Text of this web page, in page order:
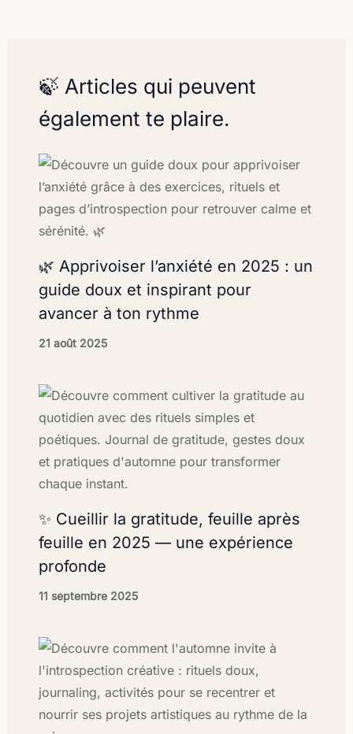
🍃 Articles qui peuvent
également te plaire.
🌿 Apprivoiser l’anxiété en 2025 : un
guide doux et inspirant pour
avancer à ton rythme
21 août 2025
✨ Cueillir la gratitude, feuille après
feuille en 2025 — une expérience
profonde
11 septembre 2025